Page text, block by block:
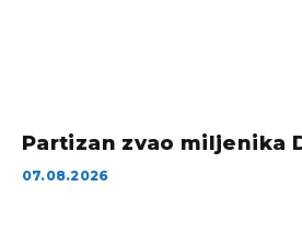
Partizan zvao miljenika
07.08.2026